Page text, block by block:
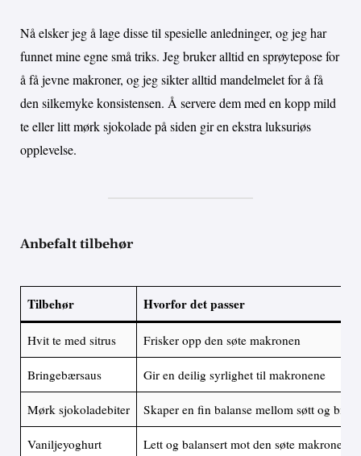
Nå elsker jeg å lage disse til spesielle anledninger, og jeg har
funnet mine egne små triks. Jeg bruker alltid en sprøytepose for
å få jevne makroner, og jeg sikter alltid mandelmelet for å få
den silkemyke konsistensen. Å servere dem med en kopp mild
te eller litt mørk sjokolade på siden gir en ekstra luksuriøs
opplevelse.
Anbefalt tilbehør
Tilbehør Hvorfor det passer
Hvit te med sitrus Frisker opp den søte makronen
Bringebærsaus Gir en deilig syrlighet til makronene
Mørk sjokoladebiter Skaper en fin balanse mellom søtt og
Vaniljeyoghurt Lett og balansert mot den søte makronen